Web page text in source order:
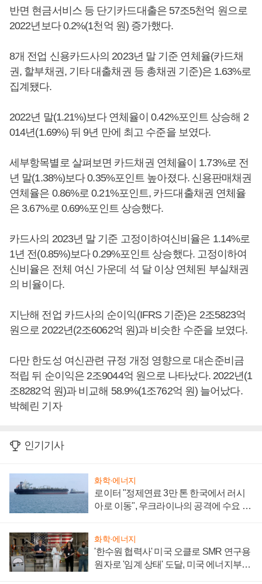
반면 현금서비스 등 단기카드대출은 57조5천억 원으로
2022년보다 0.2%(1천억 원) 증가했다.
8개 전업 신용카드사의 2023년 말 기준 연체율(카드채
권, 할부채권, 기타 대출채권 등 총채권 기준)은 1.63%로
집계됐다.
2022년 말(1.21%)보다 연체율이 0.42%포인트 상승해 2
014년(1.69%) 뒤 9년 만에 최고 수준을 보였다.
세부항목별로 살펴보면 카드채권 연체율이 1.73%로 전
년 말(1.38%)보다 0.35%포인트 높아졌다. 신용판매채권
연체율은 0.86%로 0.21%포인트, 카드대출채권 연체율
은 3.67%로 0.69%포인트 상승했다.
카드사의 2023년 말 기준 고정이하여신비율은 1.14%로
1년 전(0.85%)보다 0.29%포인트 상승했다. 고정이하여
신비율은 전체 여신 가운데 석 달 이상 연체된 부실채권
의 비율이다.
지난해 전업 카드사의 순이익(IFRS 기준)은 2조5823억
원으로 2022년(2조6062억 원)과 비슷한 수준을 보였다.
다만 한도성 여신관련 규정 개정 영향으로 대손준비금
적립 뒤 순이익은 2조9044억 원으로 나타났다. 2022년(1
조8282억 원)과 비교해 58.9%(1조762억 원) 늘어났다.
박혜린 기자
인기기사
화학·에너지
로이터 "정제연료 3만 톤 한국에서 러시
아로 이동", 우크라이나의 공격에 수요 늘
화학·에너지
'한수원 협력사' 미국 오클로 SMR 연구용
원자로 '임계 상태' 도달, 미국 에너지부